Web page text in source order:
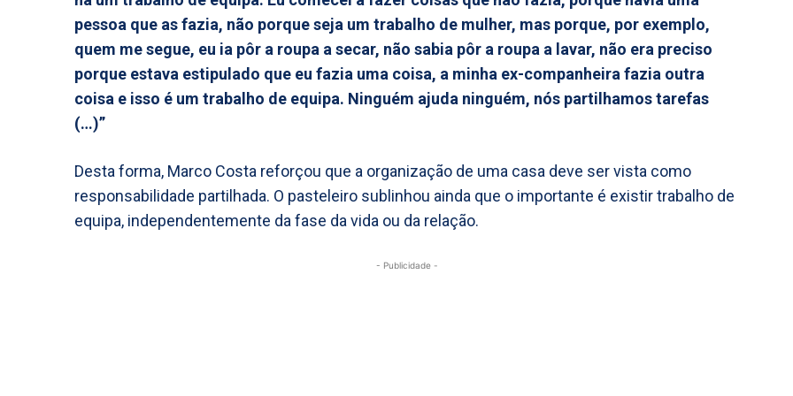
pessoa que as fazia, não porque seja um trabalho de mulher, mas porque, por exemplo,
quem me segue, eu ia pôr a roupa a secar, não sabia pôr a roupa a lavar, não era preciso
porque estava estipulado que eu fazia uma coisa, a minha ex-companheira fazia outra
coisa e isso é um trabalho de equipa. Ninguém ajuda ninguém, nós partilhamos tarefas
(…)”
Desta forma, Marco Costa reforçou que a organização de uma casa deve ser vista como
responsabilidade partilhada. O pasteleiro sublinhou ainda que o importante é existir trabalho de
equipa, independentemente da fase da vida ou da relação.
- Publicidade -